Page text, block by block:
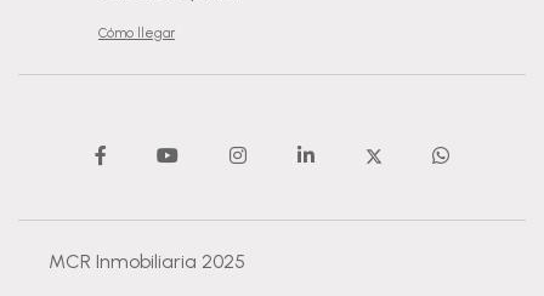
Cómo llegar
MCR Inmobiliaria 2025